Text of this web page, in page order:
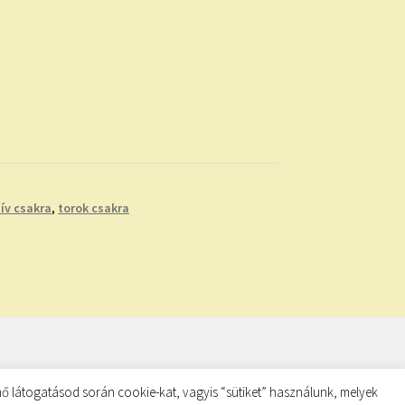
csakra, torok csakra
látogatásod során cookie-kat, vagyis “sütiket” használunk, melyek